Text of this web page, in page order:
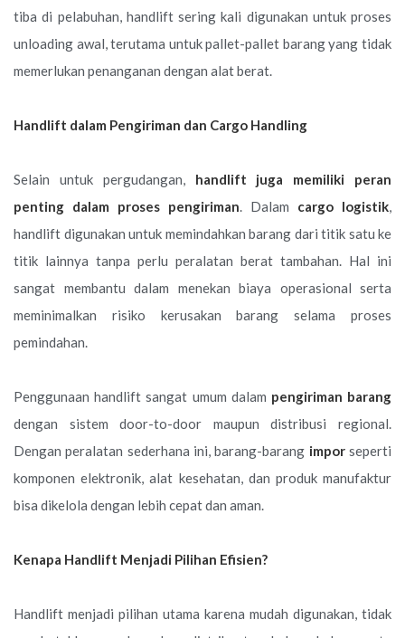
tiba di pelabuhan, handlift sering kali digunakan untuk proses
unloading awal, terutama untuk pallet-pallet barang yang tidak
memerlukan penanganan dengan alat berat.
Handlift dalam Pengiriman dan Cargo Handling
Selain untuk pergudangan, handlift juga memiliki peran
penting dalam proses pengiriman. Dalam cargo logistik,
handlift digunakan untuk memindahkan barang dari titik satu ke
titik lainnya tanpa perlu peralatan berat tambahan. Hal ini
sangat membantu dalam menekan biaya operasional serta
meminimalkan risiko kerusakan barang selama proses
pemindahan.
Penggunaan handlift sangat umum dalam pengiriman barang
dengan sistem door-to-door maupun distribusi regional.
Dengan peralatan sederhana ini, barang-barang imporseperti
komponen elektronik, alat kesehatan, dan produk manufaktur
bisa dikelola dengan lebih cepat dan aman.
Kenapa Handlift Menjadi Pilihan Efisien?
Handlift menjadi pilihan utama karena mudah digunakan, tidak